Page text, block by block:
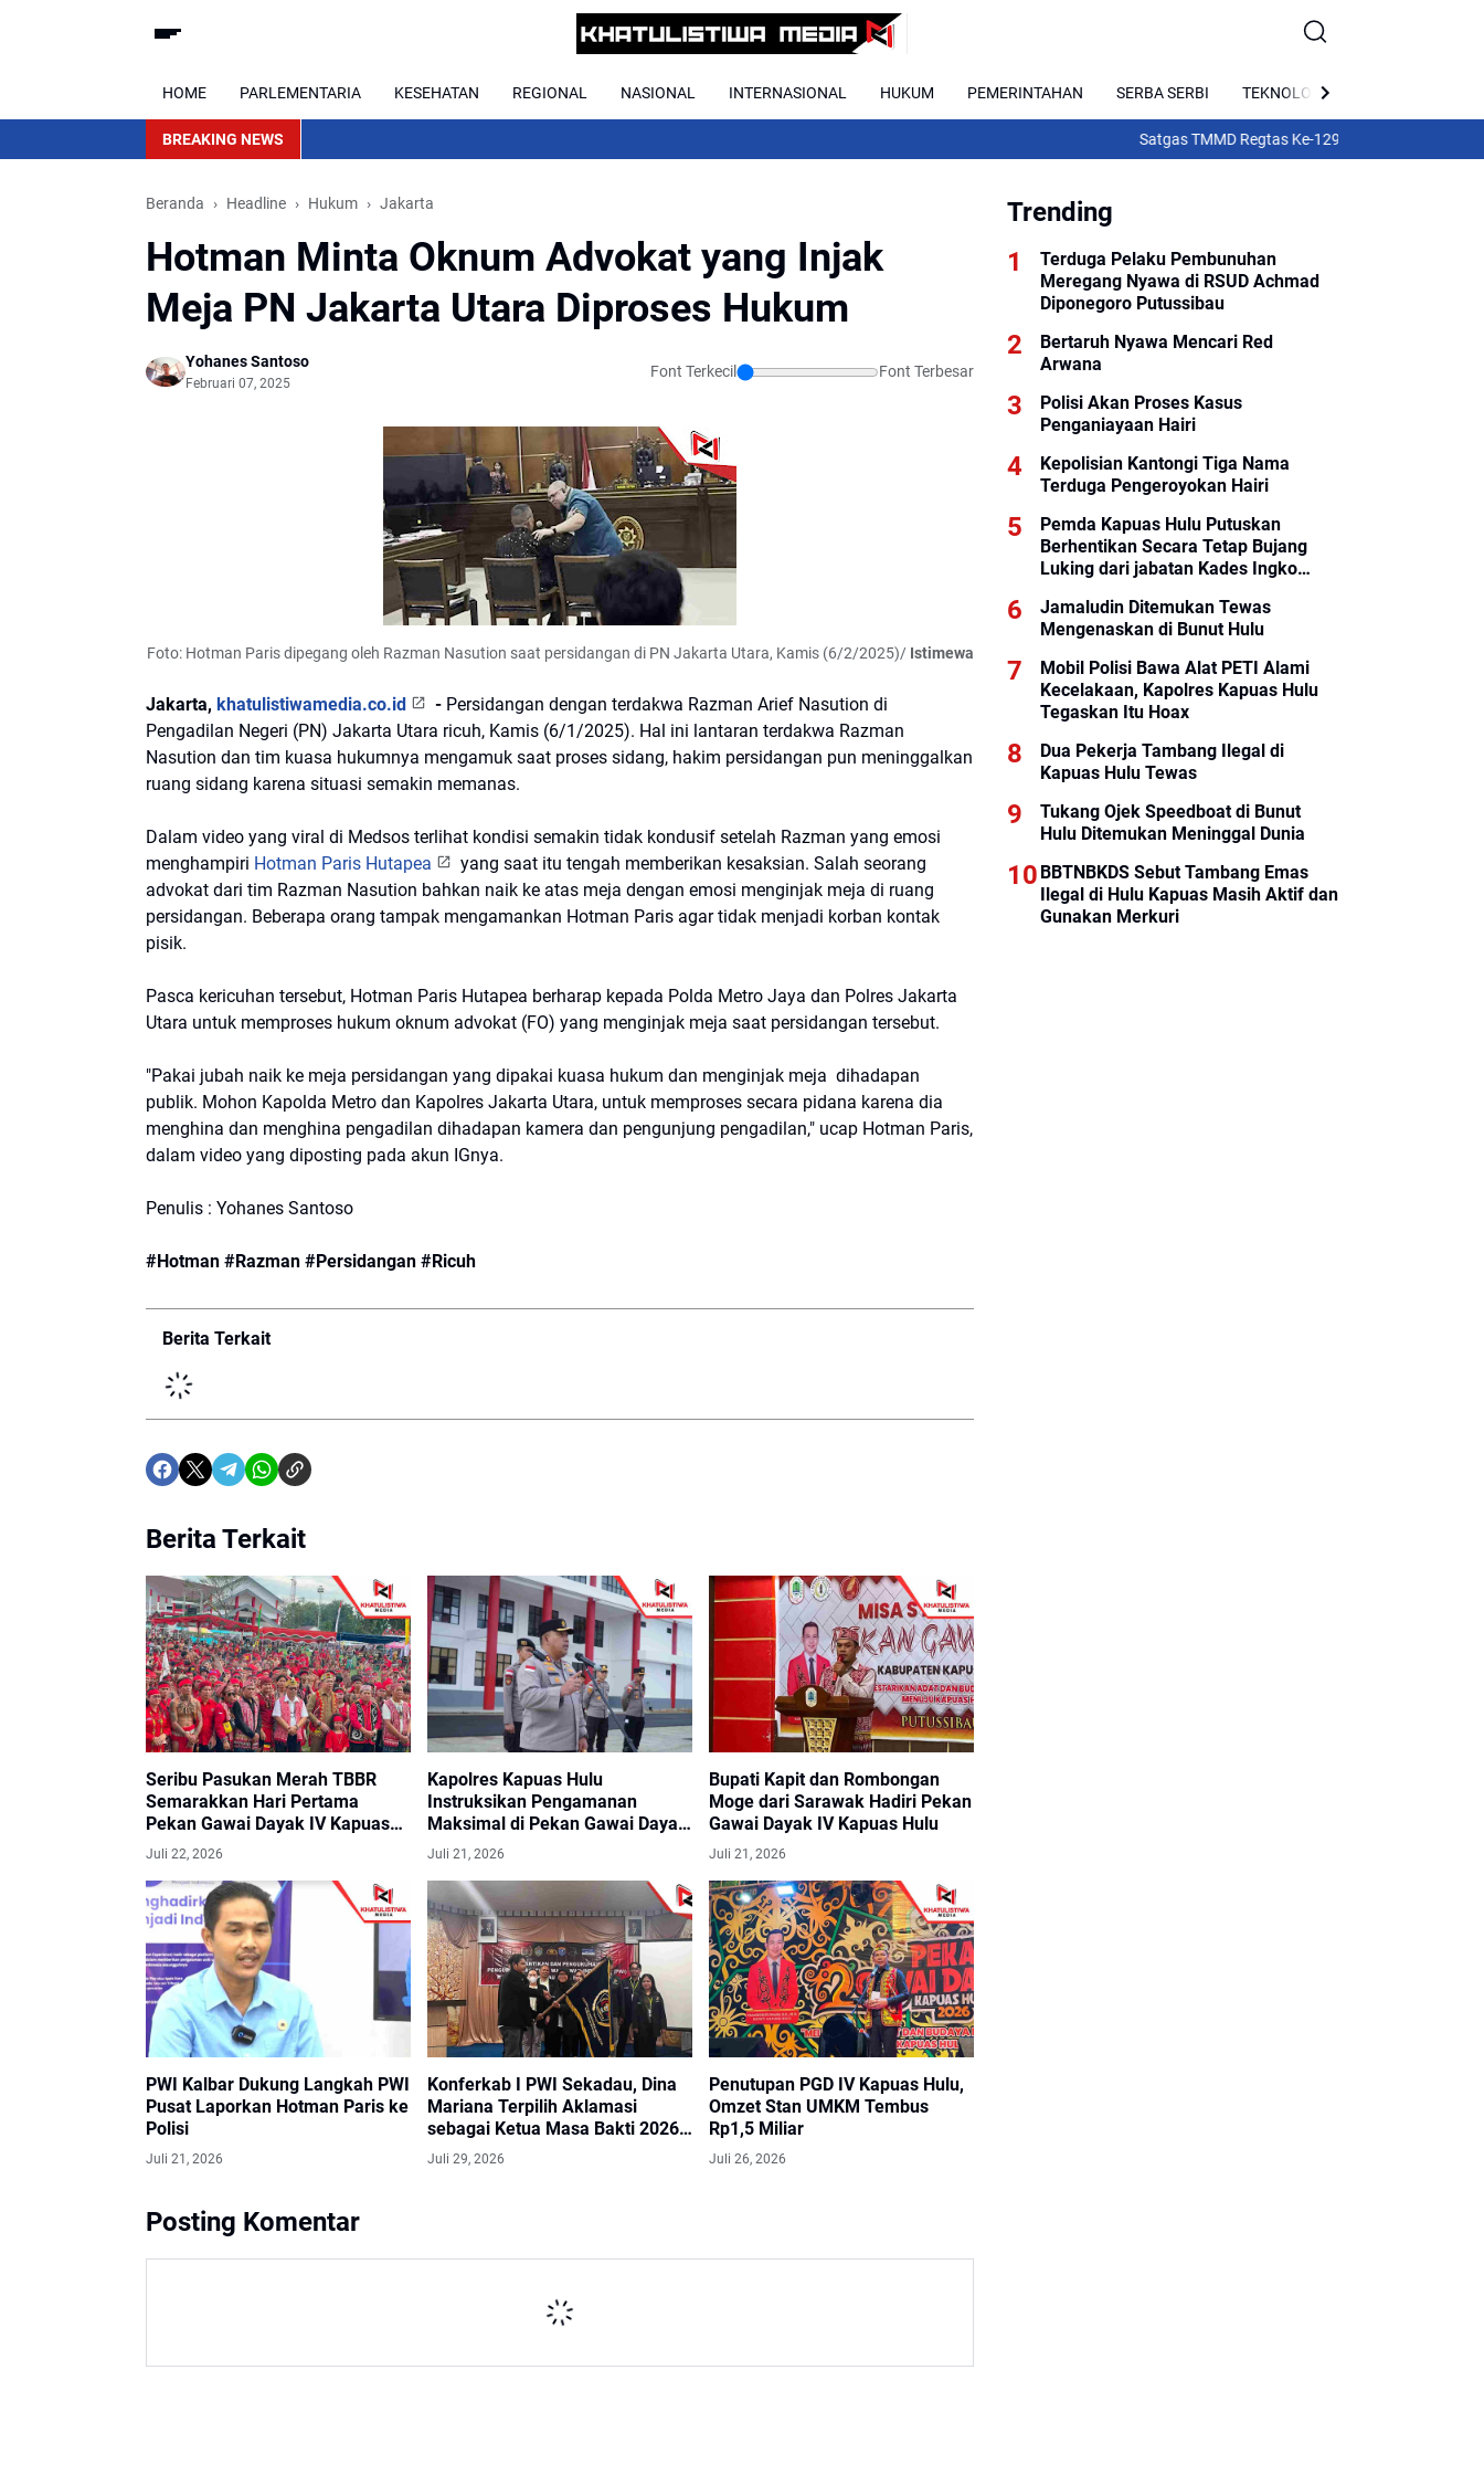
HOME PARLEMENTARIA KESEHATAN REGIONAL NASIONAL INTERNASIONAL HUKUM PEMERINTAHAN SERBA SERBI TEKNOLOGI
BREAKING NEWS Satgas TMMD Regtas Ke-129 Kodim 1206/Putussibau
Beranda Headline Hukum Jakarta
Hotman Minta Oknum Advokat yang Injak
Meja PN Jakarta Utara Diproses Hukum
Yohanes Santoso
Februari 07, 2025
Font Terkecil Font Terbesar
Foto: Hotman Paris dipegang oleh Razman Nasution saat persidangan di PN Jakarta Utara, Kamis (6/2/2025)/ Istimewa
Jakarta, khatulistiwamedia.co.id - Persidangan dengan terdakwa Razman Arief Nasution di
Pengadilan Negeri (PN) Jakarta Utara ricuh, Kamis (6/1/2025). Hal ini lantaran terdakwa Razman
Nasution dan tim kuasa hukumnya mengamuk saat proses sidang, hakim persidangan pun meninggalkan
ruang sidang karena situasi semakin memanas.
Dalam video yang viral di Medsos terlihat kondisi semakin tidak kondusif setelah Razman yang emosi
menghampiri Hotman Paris Hutapea
yang saat itu tengah memberikan kesaksian. Salah seorang
advokat dari tim Razman Nasution bahkan naik ke atas meja dengan emosi menginjak meja di ruang
persidangan. Beberapa orang tampak mengamankan Hotman Paris agar tidak menjadi korban kontak
pisik.
Pasca kericuhan tersebut, Hotman Paris Hutapea berharap kepada Polda Metro Jaya dan Polres Jakarta
Utara untuk memproses hukum oknum advokat (FO) yang menginjak meja saat persidangan tersebut.
"Pakai jubah naik ke meja persidangan yang dipakai kuasa hukum dan menginjak meja dihadapan
publik. Mohon Kapolda Metro dan Kapolres Jakarta Utara, untuk memproses secara pidana karena dia
menghina dan menghina pengadilan dihadapan kamera dan pengunjung pengadilan," ucap Hotman Paris,
dalam video yang diposting pada akun IGnya.
Penulis : Yohanes Santoso
#Hotman #Razman #Persidangan #Ricuh
Berita Terkait
Berita Terkait
Seribu Pasukan Merah TBBR
Semarakkan Hari Pertama
Pekan Gawai Dayak IV Kapuas
Hulu
Juli 22, 2026
Kapolres Kapuas Hulu
Instruksikan Pengamanan
Maksimal di Pekan Gawai Dayak
IV
Juli 21, 2026
Bupati Kapit dan Rombongan
Moge dari Sarawak Hadiri Pekan
Gawai Dayak IV Kapuas Hulu
Juli 21, 2026
PWI Kalbar Dukung Langkah PWI
Pusat Laporkan Hotman Paris ke
Polisi
Juli 21, 2026
Konferkab I PWI Sekadau, Dina
Mariana Terpilih Aklamasi
sebagai Ketua Masa Bakti 2026–
2029
Juli 29, 2026
Penutupan PGD IV Kapuas Hulu,
Omzet Stan UMKM Tembus
Rp1,5 Miliar
Juli 26, 2026
Posting Komentar
Trending
Terduga Pelaku Pembunuhan
Meregang Nyawa di RSUD Achmad
Diponegoro Putussibau
Bertaruh Nyawa Mencari Red
Arwana
Polisi Akan Proses Kasus
Penganiayaan Hairi
Kepolisian Kantongi Tiga Nama
Terduga Pengeroyokan Hairi
Pemda Kapuas Hulu Putuskan
Berhentikan Secara Tetap Bujang
Luking dari jabatan Kades Ingko
Jamaludin Ditemukan Tewas
Mengenaskan di Bunut Hulu
Mobil Polisi Bawa Alat PETI Alami
Kecelakaan, Kapolres Kapuas Hulu
Tegaskan Itu Hoax
Dua Pekerja Tambang Ilegal di
Kapuas Hulu Tewas
Tukang Ojek Speedboat di Bunut
Hulu Ditemukan Meninggal Dunia
BBTNBKDS Sebut Tambang Emas
Ilegal di Hulu Kapuas Masih Aktif dan
Gunakan Merkuri